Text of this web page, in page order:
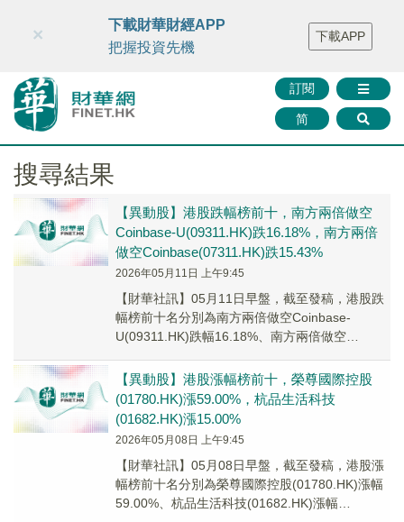
財華智庫網 FINTV FINMETA 財華證券 媒體矩陣
智庫沙龍
聯絡我們
訂閱
简
×
下載財華財經APP
把握投資先機
下載APP
搜尋結果
【異動股】港股跌幅榜前十，南方兩倍做空
Coinbase-U(09311.HK)跌16.18%，南方兩倍
做空Coinbase(07311.HK)跌15.43%
2026年05月11日 上午9:45
【財華社訊】05月11日早盤，截至發稿，港股跌
幅榜前十名分別為南方兩倍做空Coinbase-
U(09311.HK)跌幅16.18%、南方兩倍做空
【異動股】港股漲幅榜前十，榮尊國際控股
(01780.HK)漲59.00%，杭品生活科技
(01682.HK)漲15.00%
2026年05月08日 上午9:45
【財華社訊】05月08日早盤，截至發稿，港股漲
幅榜前十名分別為榮尊國際控股(01780.HK)漲幅
59.00%、杭品生活科技(01682.HK)漲幅